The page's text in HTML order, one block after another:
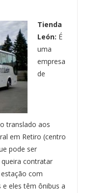
Tienda
León: É
uma
empresa
de
translado aos
em Retiro (centro
pode ser
contratar
com
eles têm ônibus a